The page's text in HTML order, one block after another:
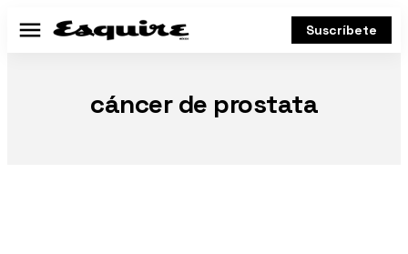
Menú Suscríbete
cáncer de prostata